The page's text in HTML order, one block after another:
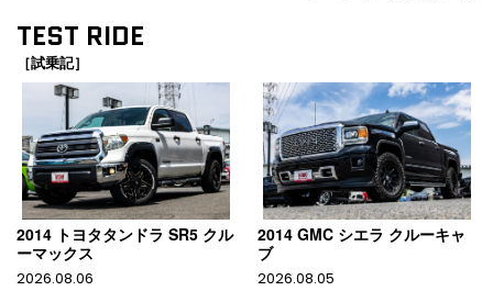
TEST RIDE
［試乗記］
2014 トヨタタンドラ SR5 クル
ーマックス
2026.08.06
2014 GMC シエラ クルーキャ
ブ
2026.08.05